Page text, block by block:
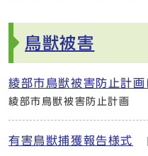
鳥獣被害
綾部市鳥獣被害防止計画
綾部市鳥獣被害防止計画
有害鳥獣捕獲報告様式